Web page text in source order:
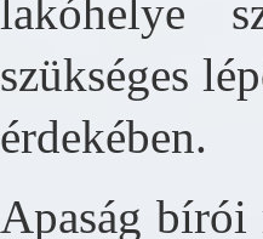
lakóhelye
szükséges
érdekében.
Apaság bírói